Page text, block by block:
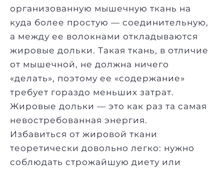
организованную мышечную ткань на
куда более простую — соединительную,
а между ее волокнами откладываются
жировые дольки. Такая ткань, в отличие
от мышечной, не должна ничего
«делать», поэтому ее «содержание»
требует гораздо меньших затрат.
Жировые дольки — это как раз та самая
невостребованная энергия.
Избавиться от жировой ткани
теоретически довольно легко: нужно
соблюдать строжайшую диету или